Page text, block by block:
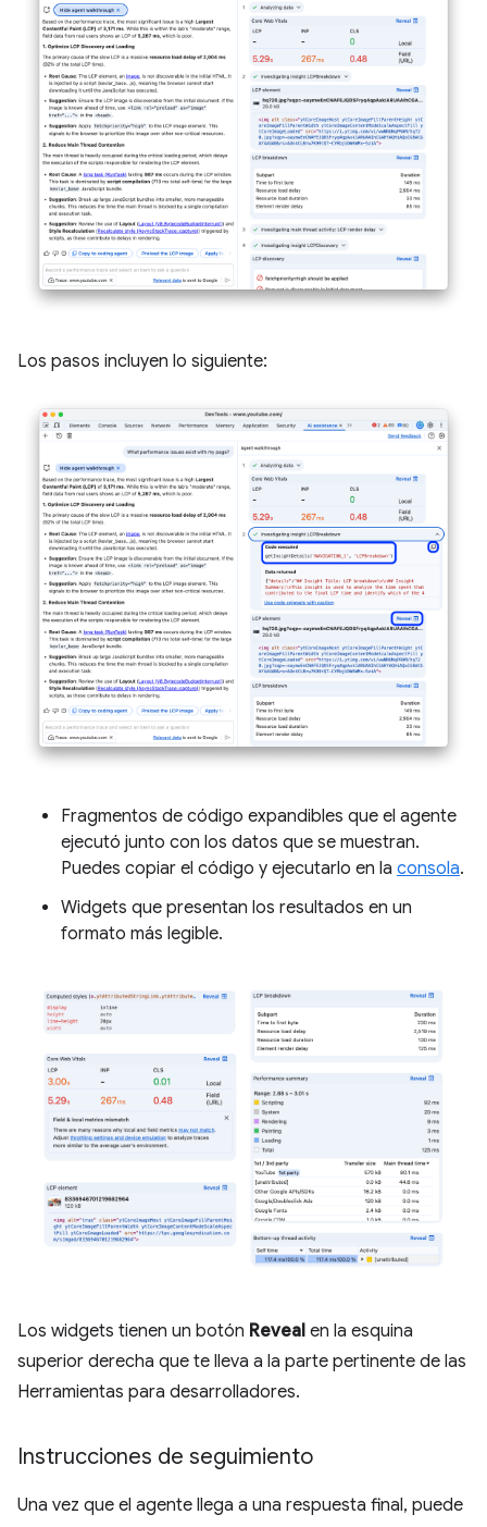
Los pasos incluyen lo siguiente:
Fragmentos de código expandibles que el agente
ejecutó junto con los datos que se muestran.
Puedes copiar el código y ejecutarlo en la consola.
Widgets que presentan los resultados en un
formato más legible.
Los widgets tienen un botón Reveal en la esquina
superior derecha que te lleva a la parte pertinente de las
Herramientas para desarrolladores.
Instrucciones de seguimiento
Una vez que el agente llega a una respuesta final, puede